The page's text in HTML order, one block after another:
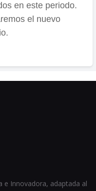
en este periodo.
el nuevo
e Innovadora, adaptada al